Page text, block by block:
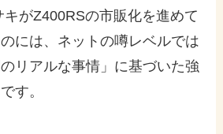
がZ400RSの市販化を進めて
には、ネットの噂レベルでは
リアルな事情」に基づいた強
す。